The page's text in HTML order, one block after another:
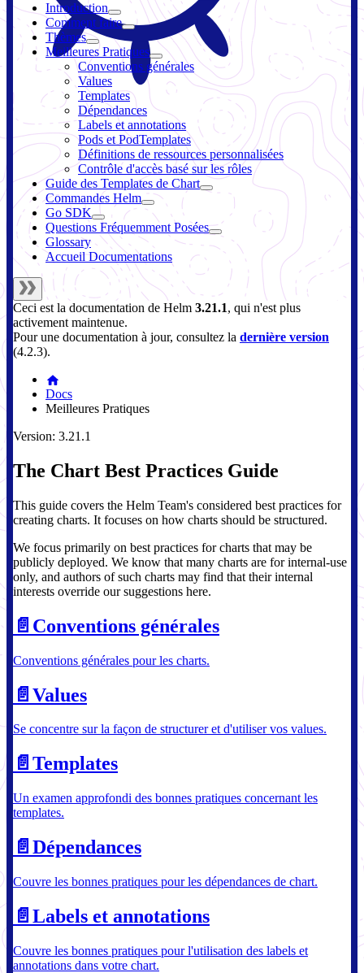
Introduction
Comment faire
Thèmes
Meilleures Pratiques
Conventions générales
Values
Templates
Dépendances
Labels et annotations
Pods et PodTemplates
Définitions de ressources personnalisées
Contrôle d'accès basé sur les rôles
Guide des Templates de Chart
Commandes Helm
Go SDK
Questions Fréquemment Posées
Glossary
Accueil Documentations
Ceci est la documentation de Helm 3.21.1, qui n'est plus
activement maintenue.
Pour une documentation à jour, consultez la dernière version
(4.2.3).
Docs
Meilleures Pratiques
Version: 3.21.1
The Chart Best Practices Guide
This guide covers the Helm Team's considered best practices for
creating charts. It focuses on how charts should be structured.
We focus primarily on best practices for charts that may be
publicly deployed. We know that many charts are for internal-use
only, and authors of such charts may find that their internal
interests override our suggestions here.
📄️ Conventions générales
Conventions générales pour les charts.
📄️ Values
Se concentre sur la façon de structurer et d'utiliser vos values.
📄️ Templates
Un examen approfondi des bonnes pratiques concernant les
templates.
📄️ Dépendances
Couvre les bonnes pratiques pour les dépendances de chart.
📄️ Labels et annotations
Couvre les bonnes pratiques pour l'utilisation des labels et
annotations dans votre chart.